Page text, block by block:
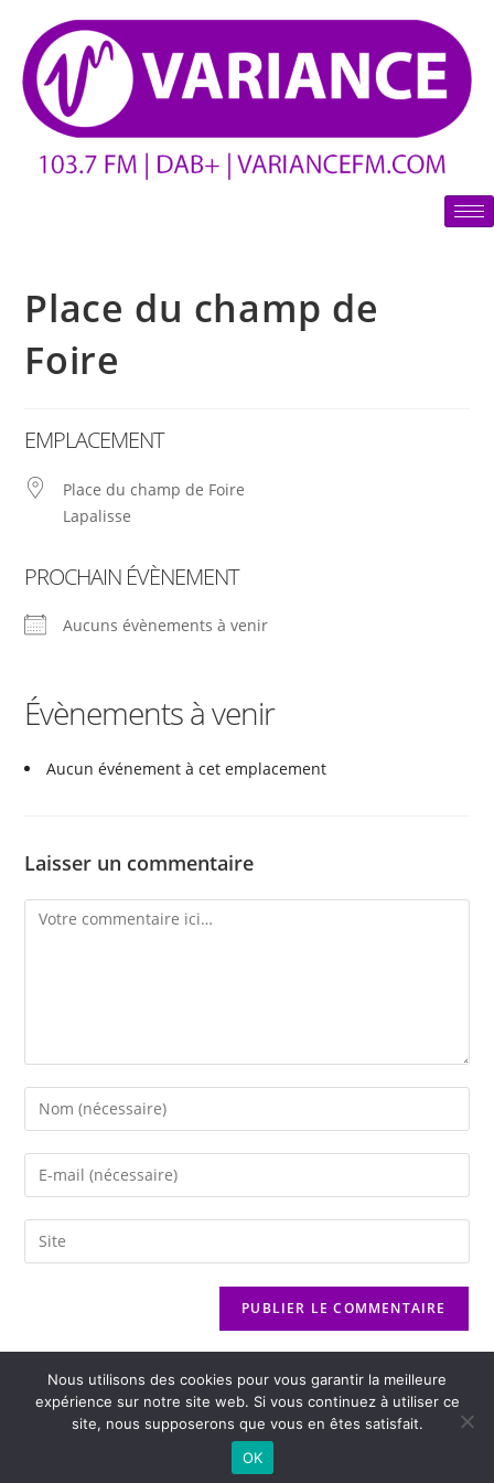
Place du champ de
Foire
EMPLACEMENT
Place du champ de Foire
Lapalisse
PROCHAIN ÉVÈNEMENT
Aucuns évènements à venir
Évènements à venir
Aucun événement à cet emplacement
Laisser un commentaire
2026 - Variance FM - Mentions légales - Politique de confidentialité -
- Réalisation
Nous utilisons des cookies pour vous garantir la meilleure
expérience sur notre site web. Si vous continuez à utiliser ce
site, nous supposerons que vous en êtes satisfait.
OK